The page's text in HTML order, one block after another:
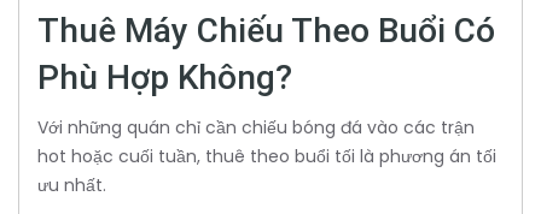
Thuê Máy Chiếu Theo Buổi Có
Phù Hợp Không?
Với những quán chỉ cần chiếu bóng đá vào các trận
hot hoặc cuối tuần, thuê theo buổi tối là phương án tối
ưu nhất.